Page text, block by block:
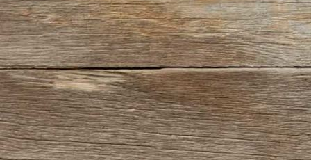
IMG_0617(2)
IMG_0622(2)
IMG_0623(2)
IMG_9302
IMG_9332
IMG_9343